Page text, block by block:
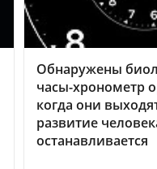
Обнаружены
часы-хронометр
когда они
развитие
останавливается